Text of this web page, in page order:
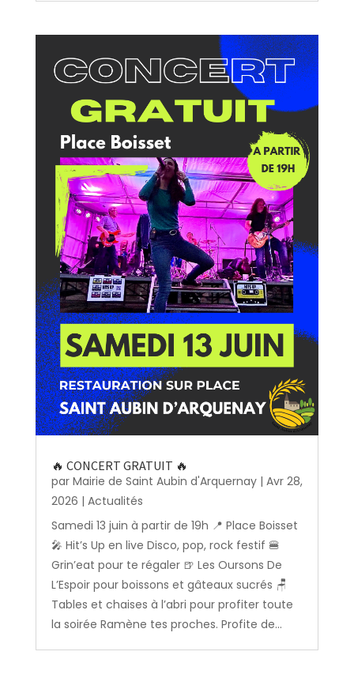
🔥 CONCERT GRATUIT 🔥
par Mairie de Saint Aubin d'Arquernay| Avr 28,
2026 | Actualités
Samedi 13 juin à partir de 19h 📍 Place Boisset
🎤 Hit’s Up en live Disco, pop, rock festif 🍔
Grin’eat pour te régaler 🍺 Les Oursons De
L’Espoir pour boissons et gâteaux sucrés 🪑
Tables et chaises à l’abri pour profiter toute
la soirée Ramène tes proches. Profite de...